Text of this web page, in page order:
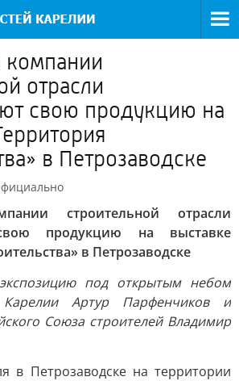
компании
отрасли
свою продукцию на
в Петрозаводске
строительной отрасли
продукцию на выставке
в Петрозаводске
под открытым небом
Артур Парфенчиков и
Союза строителей Владимир
Петрозаводске на территории